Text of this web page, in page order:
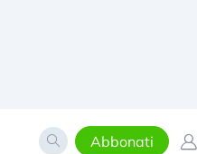
Abbonati